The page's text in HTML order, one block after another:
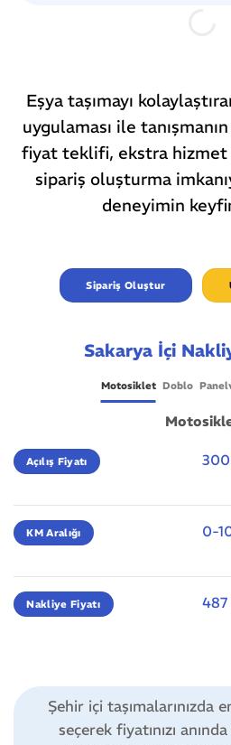
Eşya taşımayı
uygulaması ile
fiyat teklifi, ekstra hizmet
sipariş oluşturma
deneyimin
Sipariş Oluştur
Sakarya İçi
Motosiklet Doblo
Açılış Fiyatı
KM Aralığı 0-
Nakliye Fiyatı
Şehir içi taşımalarınızda
seçerek fiyatınızı